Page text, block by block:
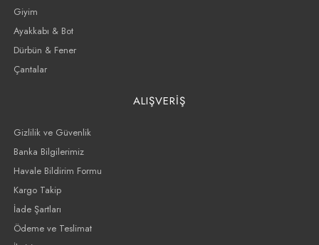
Giyim
Ayakkabı & Bot
Dürbün & Fener
Çantalar
ALIŞVERİŞ
Gizlilik ve Güvenlik
Banka Bilgilerimiz
Havale Bildirim Formu
Kargo Takip
İade Şartları
Ödeme ve Teslimat